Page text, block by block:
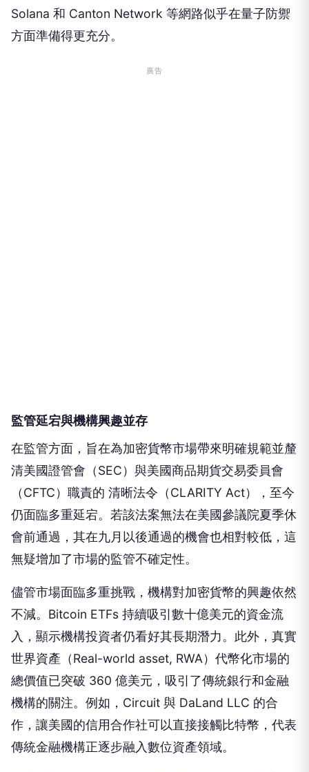
Solana 和 Canton Network 等網路似乎在量子防禦
方面準備得更充分。
廣告
監管延宕與機構興趣並存
在監管方面，旨在為加密貨幣市場帶來明確規範並釐
清美國證管會（SEC）與美國商品期貨交易委員會
（CFTC）職責的 清晰法令（CLARITY Act），至今
仍面臨多重延宕。若該法案無法在美國參議院夏季休
會前通過，其在九月以後通過的機會也相對較低，這
無疑增加了市場的監管不確定性。
儘管市場面臨多重挑戰，機構對加密貨幣的興趣依然
不減。Bitcoin ETFs 持續吸引數十億美元的資金流
入，顯示機構投資者仍看好其長期潛力。此外，真實
世界資產（Real-world asset, RWA）代幣化市場的
總價值已突破 360 億美元，吸引了傳統銀行和金融
機構的關注。例如，Circuit 與 DaLand LLC 的合
作，讓美國的信用合作社可以直接接觸比特幣，代表
傳統金融機構正逐步融入數位資產領域。